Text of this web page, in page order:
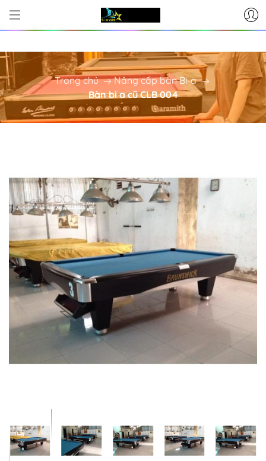
CƠ SỞ CUNG CẤP BÀN BI-A - PHỤ
Trang chủ
Nâng cấp bàn Bi-a
Bàn bi a cũ CLB 004